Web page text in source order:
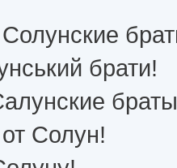
брати!
Солун!